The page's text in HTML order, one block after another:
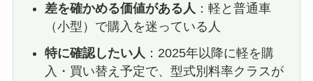
差を確かめる価値がある人 ：軽と普通車
（小型）で購入を迷っている人
特に確認したい人 ：2025年以降に軽を購
入・買い替え予定で、型式別料率クラスが